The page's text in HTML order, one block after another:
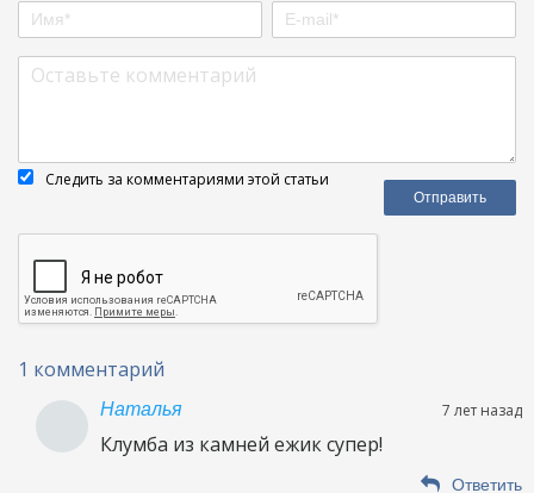
Следить за комментариями этой статьи
1 комментарий
Наталья 7 лет назад
Клумба из камней ежик супер!
Ответить